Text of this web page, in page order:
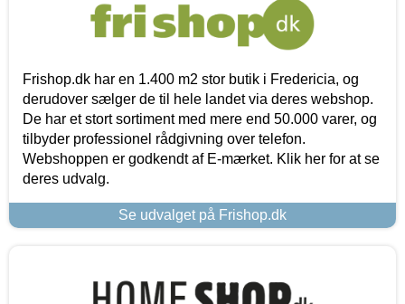
Frishop.dk har en 1.400 m2 stor butik i Fredericia, og
derudover sælger de til hele landet via deres webshop.
De har et stort sortiment med mere end 50.000 varer, og
tilbyder professionel rådgivning over telefon.
Webshoppen er godkendt af E-mærket. Klik her for at se
deres udvalg.
Se udvalget på Frishop.dk